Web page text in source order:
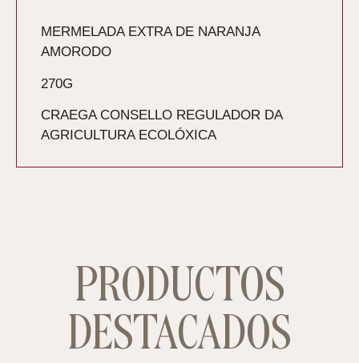
MERMELADA EXTRA DE NARANJA
AMORODO
270G
CRAEGA CONSELLO REGULADOR DA
AGRICULTURA ECOLÓXICA
PRODUCTOS
DESTACADOS